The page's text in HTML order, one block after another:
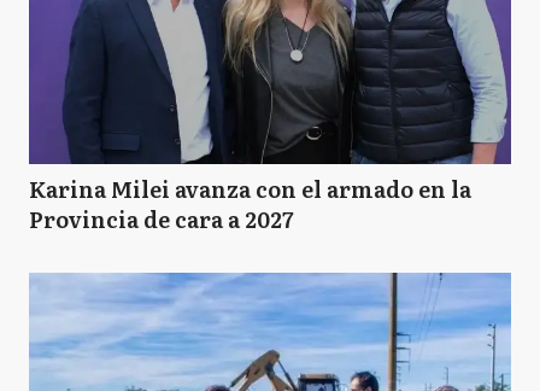
Karina Milei avanza con el armado en la
Provincia de cara a 2027